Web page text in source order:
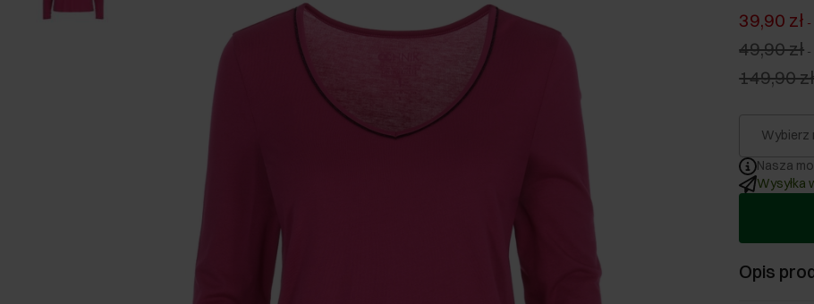
39,90 zł -
49,90 zł -
149,90 zł
Wybierz
Nasza
Wysyłka
Opis